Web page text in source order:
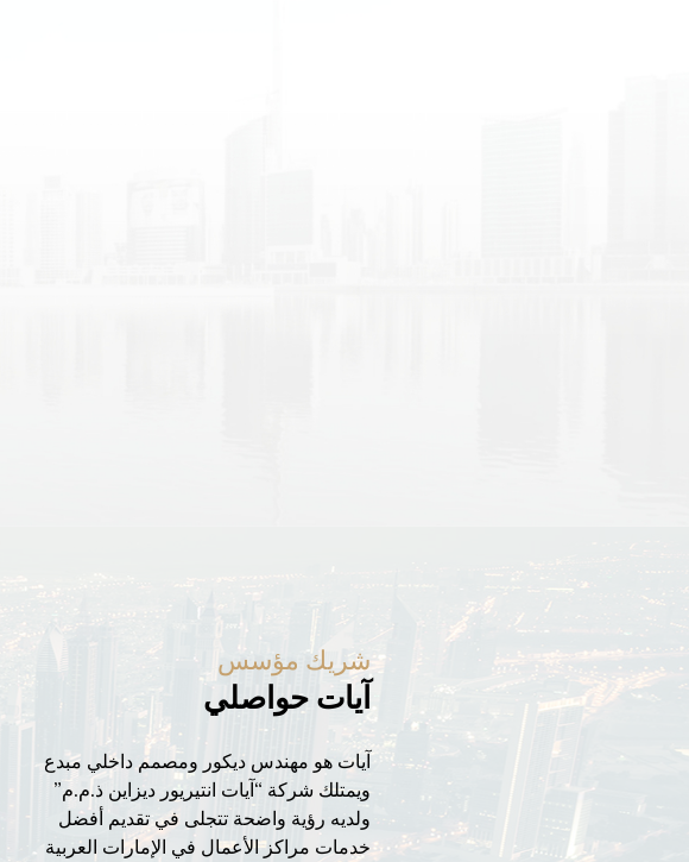
شريك مؤسس
آيات حواصلي
آيات هو مهندس ديكور ومصمم داخلي مبدع
ويمتلك شركة “آيات انتيريور ديزاين ذ.م.م”
ولديه رؤية واضحة تتجلى في تقديم أفضل
خدمات مراكز الأعمال في الإمارات العربية